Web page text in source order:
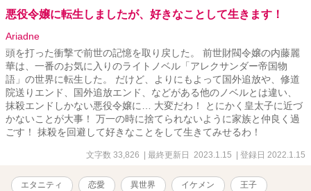
悪役令嬢に転生しましたが、好きなことして生きます！
Ariadne
頭を打った衝撃で前世の記憶を取り戻した。 前世財閥令嬢の内藤麗
華は、一番のお気に入りのライトノベル「アレクサンダー帝国物
語」の世界に転生した。 だけど、よりにもよって国外追放や、修道
院送りエンド、国外追放エンド、などがある他のノベルとは違い、
抹殺エンドしかない悪役令嬢に… 大変だわ！ とにかく皇太子に近づ
かないことが大事！ 万一の時に捨てられないように家族と仲良く過
ごす！ 抹殺を回避して好きなことをして生きてみせるわ！
文字数 33,826 | 最終更新日 2023.1.15 | 登録日 2022.1.15
エタニティ 恋愛 異世界 イケメン 王子